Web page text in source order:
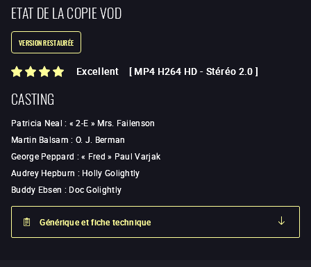
ETAT DE LA COPIE VOD
VERSION RESTAURÉE
Excellent [ MP4 H264 HD - Stéréo 2.0 ]
CASTING
Patricia Neal : « 2-E » Mrs. Failenson
Martin Balsam : O. J. Berman
George Peppard :« Fred » Paul Varjak
Audrey Hepburn : Holly Golightly
Buddy Ebsen : Doc Golightly
Générique et fiche technique